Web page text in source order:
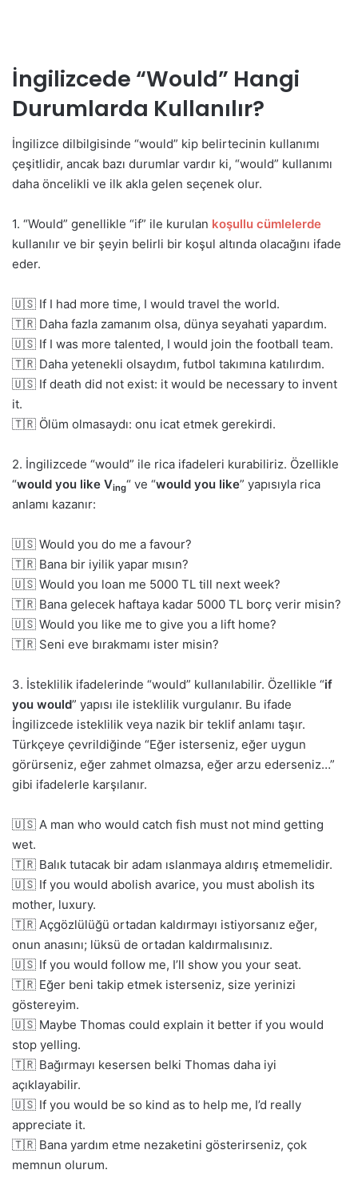
İngilizcede “Would” Hangi
Durumlarda Kullanılır?
İngilizce dilbilgisinde “would” kip belirtecinin kullanımı
çeşitlidir, ancak bazı durumlar vardır ki, “would” kullanımı
daha öncelikli ve ilk akla gelen seçenek olur.
1. “Would” genellikle “if” ile kurulan koşullu cümlelerde
kullanılır ve bir şeyin belirli bir koşul altında olacağını ifade
eder.
🇺🇸 If I had more time, I would travel the world.
🇹🇷 Daha fazla zamanım olsa, dünya seyahati yapardım.
🇺🇸 If I was more talented, I would join the football team.
🇹🇷 Daha yetenekli olsaydım, futbol takımına katılırdım.
🇺🇸 If death did not exist: it would be necessary to invent
it.
🇹🇷 Ölüm olmasaydı: onu icat etmek gerekirdi.
2. İngilizcede “would” ile rica ifadeleri kurabiliriz. Özellikle
“would you like Ving“ ve “would you like” yapısıyla rica
anlamı kazanır:
🇺🇸 Would you do me a favour?
🇹🇷 Bana bir iyilik yapar mısın?
🇺🇸 Would you loan me 5000 TL till next week?
🇹🇷 Bana gelecek haftaya kadar 5000 TL borç verir misin?
🇺🇸 Would you like me to give you a lift home?
🇹🇷 Seni eve bırakmamı ister misin?
3. İsteklilik ifadelerinde “would” kullanılabilir. Özellikle “if
you would” yapısı ile isteklilik vurgulanır. Bu ifade
İngilizcede isteklilik veya nazik bir teklif anlamı taşır.
Türkçeye çevrildiğinde “Eğer isterseniz, eğer uygun
görürseniz, eğer zahmet olmazsa, eğer arzu ederseniz…”
gibi ifadelerle karşılanır.
🇺🇸 A man who would catch fish must not mind getting
wet.
🇹🇷 Balık tutacak bir adam ıslanmaya aldırış etmemelidir.
🇺🇸 If you would abolish avarice, you must abolish its
mother, luxury.
🇹🇷 Açgözlülüğü ortadan kaldırmayı istiyorsanız eğer,
onun anasını; lüksü de ortadan kaldırmalısınız.
🇺🇸 If you would follow me, I’ll show you your seat.
🇹🇷 Eğer beni takip etmek isterseniz, size yerinizi
göstereyim.
🇺🇸 Maybe Thomas could explain it better if you would
stop yelling.
🇹🇷 Bağırmayı kesersen belki Thomas daha iyi
açıklayabilir.
🇺🇸 If you would be so kind as to help me, I’d really
appreciate it.
🇹🇷 Bana yardım etme nezaketini gösterirseniz, çok
memnun olurum.